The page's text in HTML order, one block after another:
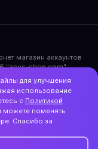
магазин аккаунтов
"accs-shop.com"
для улучшения
использование
с Политикой
поменять
Спасибо за